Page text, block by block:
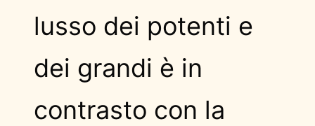
lusso dei potenti e
dei grandi è in
contrasto con la